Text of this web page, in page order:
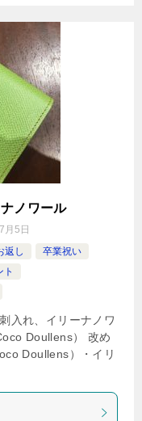
ノワール
月5日
返し
卒業祝い
ト
入れ、イリーナノワ
Doullens） 改め
Doullens）・イリ